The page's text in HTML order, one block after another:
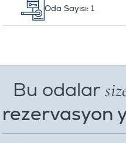
Oda Sayısı: 1
Bu odalar
rezervasyon